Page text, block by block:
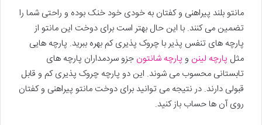
مانتو بلند پیراهنی و کفتان به خودی خود خنک بوده و راحتی شما را
تضمین می کنند. با این حال بهتر است برای دوخت این مانتو از
پارچه های تنفس پذیر با چروک پذیری کم بهره ببرید. پارچه هایی
مثل پارچه لینن و پارچه شانتون جزو سردمداران پارچه های
تابستانی محسوب می شوند. این دو پارچه چروک پذیری کم و قابل
قبولی دارند. در نتیجه می توانید برای دوخت مانتو پیراهنی و کفتان
روی آن ها حساب باز کنید.